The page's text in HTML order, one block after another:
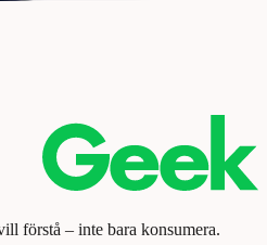
förstå – inte bara konsumera.